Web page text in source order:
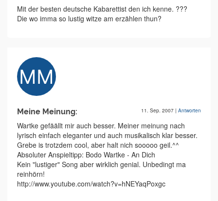
Mit der besten deutsche Kabarettist den ich kenne. ???
Die wo imma so lustig witze am erzählen thun?
Meine Meinung: 11. Sep. 2007 | Antworten
Wartke gefäällt mir auch besser. Meiner meinung nach
lyrisch einfach eleganter und auch musikalisch klar besser.
Grebe is trotzdem cool, aber halt nich sooooo geil.^^
Absoluter Anspieltipp: Bodo Wartke - An Dich
Kein "lustiger" Song aber wirklich genial. Unbedingt ma
reinhörn!
http://www.youtube.com/watch?v=hNEYaqPoxgc